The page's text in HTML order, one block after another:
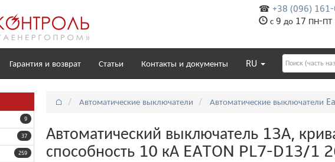
☎ +38 (096)
с 9 до 17 ПН-ПТ
Гарантия и возврат Статьи Контакты и документы RU
9
37
259
⌂ Автоматические выключатели Автоматические выключатели
Автоматический выключатель 13А,
способность 10 кА EATON PL7-D13/1